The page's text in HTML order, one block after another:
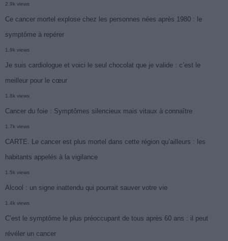
2.9k views
Ce cancer mortel explose chez les personnes nées après 1980 : le
symptôme à repérer
1.9k views
Je suis cardiologue et voici le seul chocolat que je valide : c’est le
meilleur pour le cœur
1.8k views
Cancer du foie : Symptômes silencieux mais vitaux à connaître
1.7k views
CARTE. Le cancer est plus mortel dans cette région qu’ailleurs : les
habitants appelés à la vigilance
1.5k views
Alcool : un signe inattendu qui pourrait sauver votre vie
1.4k views
C’est le symptôme le plus préoccupant de tous après 60 ans : il peut
révéler un cancer